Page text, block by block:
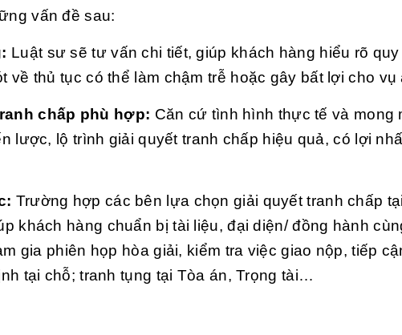
vấn đề sau:
Luật sư sẽ tư vấn chi tiết, giúp khách hàng hiểu rõ quy
về thủ tục có thể làm chậm trễ hoặc gây bất lợi cho vụ
chấp phù hợp: Căn cứ tình hình thực tế và mong
lược, lộ trình giải quyết tranh chấp hiệu quả, có lợi
Trường hợp các bên lựa chọn giải quyết tranh chấp
khách hàng chuẩn bị tài liệu, đại diện/ đồng hành
gia phiên họp hòa giải, kiểm tra việc giao nộp, tiếp
tại chỗ; tranh tụng tại Tòa án, Trọng tài…